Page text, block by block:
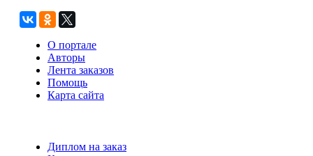
О портале
Авторы
Лента заказов
Помощь
Карта сайта
Диплом на заказ